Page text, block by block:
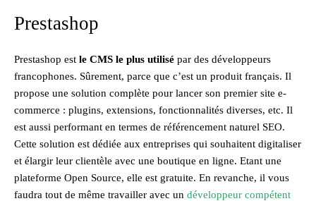
Prestashop
Prestashop est le CMS le plus utilisé par des développeurs
francophones. Sûrement, parce que c’est un produit français. Il
propose une solution complète pour lancer son premier site e-
commerce : plugins, extensions, fonctionnalités diverses, etc. Il
est aussi performant en termes de référencement naturel SEO.
Cette solution est dédiée aux entreprises qui souhaitent digitaliser
et élargir leur clientèle avec une boutique en ligne. Etant une
plateforme Open Source, elle est gratuite. En revanche, il vous
faudra tout de même travailler avec un développeur compétent